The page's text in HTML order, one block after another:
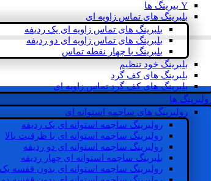
Y بیرینگ ها
بلبرینگ های تماس زاویه ای
بلبرینگ های تماس زاویه ای یک ردیفه
بلبرینگ های تماس زاویه ای دو ردیفه
بلبرینگ با چهار نقطه تماس
بلبرینگ خود تنظیم
بلبرینگ های کف گرد
بلبرینگ های کف گرد تماس زاویه ای
ها
رولبرینگ های ساچمه استوانه ای
رولبرینگ ساچمه استوانه ای یک ردیفه
رولبرینگ ساچمه استوانه ای با ظرفیت بالا
رولبرینگ ساچمه استوانه ای دو ردیفه
بلبرینگ ساچمه استوانه ای چهار ردیفه
رولبرینگ ساچمه استوانه ای بدون قفسه یک